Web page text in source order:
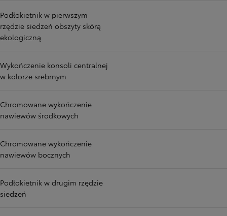
Podłokietnik w pierwszym
rzędzie siedzeń obszyty skórą
ekologiczną
Wykończenie konsoli centralnej
w kolorze srebrnym
Chromowane wykończenie
nawiewów środkowych
Chromowane wykończenie
nawiewów bocznych
Podłokietnik w drugim rzędzie
siedzeń